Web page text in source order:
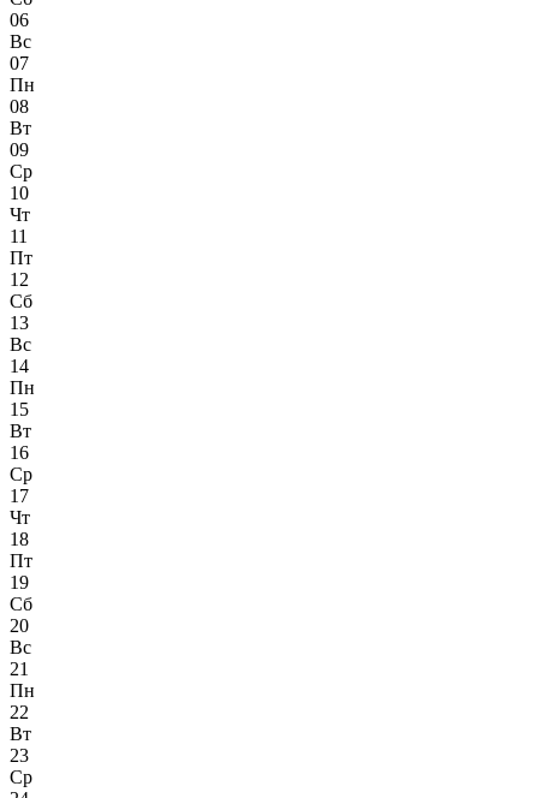
06
Вс
07
Пн
08
Вт
09
Ср
10
Чт
11
Пт
12
Сб
13
Вс
14
Пн
15
Вт
16
Ср
17
Чт
18
Пт
19
Сб
20
Вс
21
Пн
22
Вт
23
Ср